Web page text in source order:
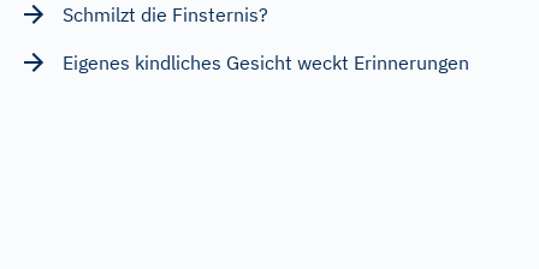
Schmilzt die Finsternis?
Eigenes kindliches Gesicht weckt Erinnerungen